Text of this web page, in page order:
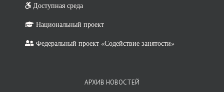
Доступная среда
Национальный проект
Федеральный проект «Содействие занятости»
АРХИВ НОВОСТЕЙ